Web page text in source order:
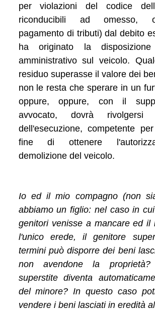
per violazioni del codice
riconducibili ad omesso,
pagamento di tributi) dal debito
ha originato la
amministrativo sul veicolo.
residuo superasse il valore dei
non le resta che sperare in un
oppure, oppure, con il
avvocato, dovrà
dell'esecuzione, competente
fine di ottenere
demolizione del veicolo.
Io ed il mio compagno (non
abbiamo un figlio: nel caso in
genitori venisse a mancare ed il
l'unico erede, il genitore
termini può disporre dei beni
non avendone la
superstite diventa
del minore? In questo caso
vendere i beni lasciati in eredità